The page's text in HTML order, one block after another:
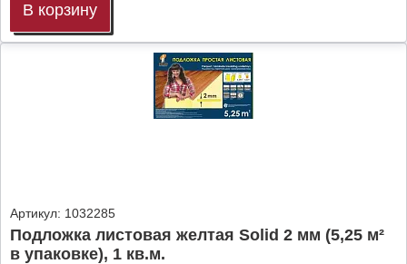
В корзину
Артикул: 1032285
Подложка листовая желтая Solid 2 мм (5,25 м²
в упаковке), 1 кв.м.